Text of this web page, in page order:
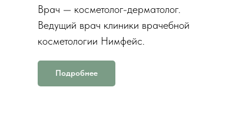
Врач — косметолог-дерматолог.
Ведущий врач клиники врачебной
косметологии Нимфейс.
Подробнее